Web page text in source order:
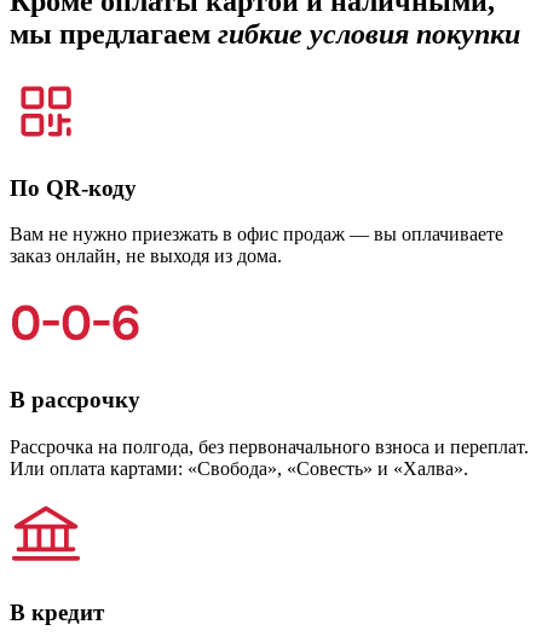
мы предлагаем гибкие условия покупки
По QR-коду
Вам не нужно приезжать в офис продаж — вы оплачиваете
заказ онлайн, не выходя из дома.
В рассрочку
Рассрочка на полгода, без первоначального взноса и переплат.
Или оплата картами: «Свобода», «Совесть» и «Халва».
В кредит